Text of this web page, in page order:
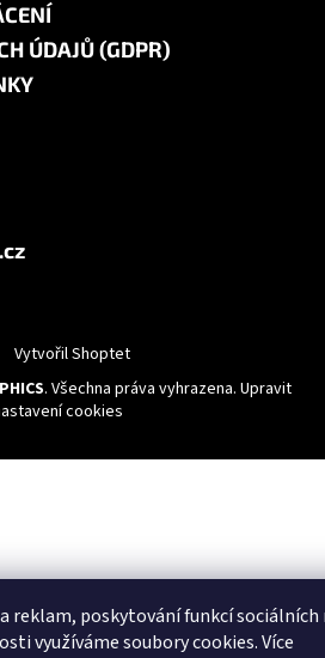
reklam, poskytování funkcí sociálních
využíváme soubory cookies. Více
ÚDAJŮ (GDPR)
Vytvořil Shoptet
. Všechna práva vyhrazena. Upravit
cookies